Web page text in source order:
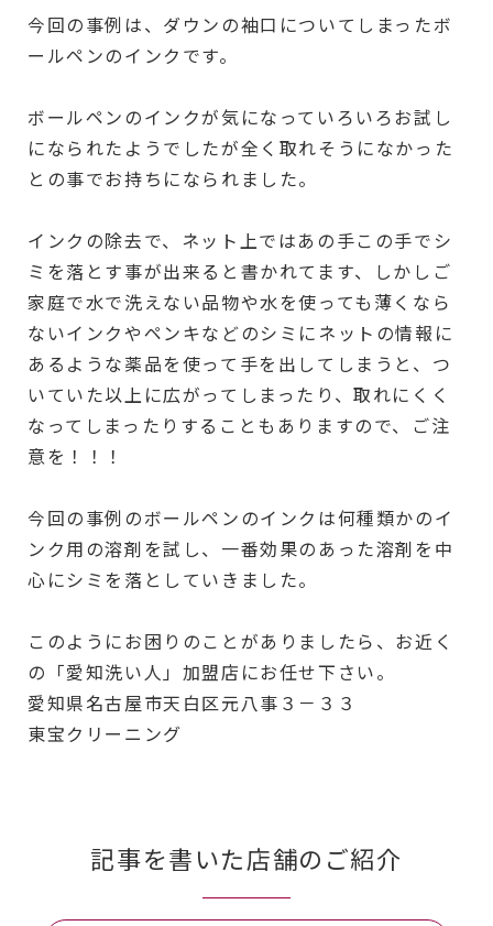
今回の事例は、ダウンの袖口についてしまったボ
ールペンのインクです。
ボールペンのインクが気になっていろいろお試し
になられたようでしたが全く取れそうになかった
との事でお持ちになられました。
インクの除去で、ネット上ではあの手この手でシ
ミを落とす事が出来ると書かれてます、しかしご
家庭で水で洗えない品物や水を使っても薄くなら
ないインクやペンキなどのシミにネットの情報に
あるような薬品を使って手を出してしまうと、つ
いていた以上に広がってしまったり、取れにくく
なってしまったりすることもありますので、ご注
意を！！！
今回の事例のボールペンのインクは何種類かのイ
ンク用の溶剤を試し、一番効果のあった溶剤を中
心にシミを落としていきました。
このようにお困りのことがありましたら、お近く
の「愛知洗い人」加盟店にお任せ下さい。
愛知県名古屋市天白区元八事３－３３
東宝クリーニング
記事を書いた店舗のご紹介